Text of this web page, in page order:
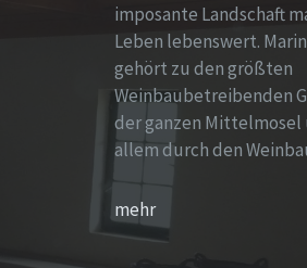
imposante Landschaft
Leben lebenswert.
gehört zu den größten
Weinbaubetreibenden
der ganzen Mittelmosel
allem durch den
mehr